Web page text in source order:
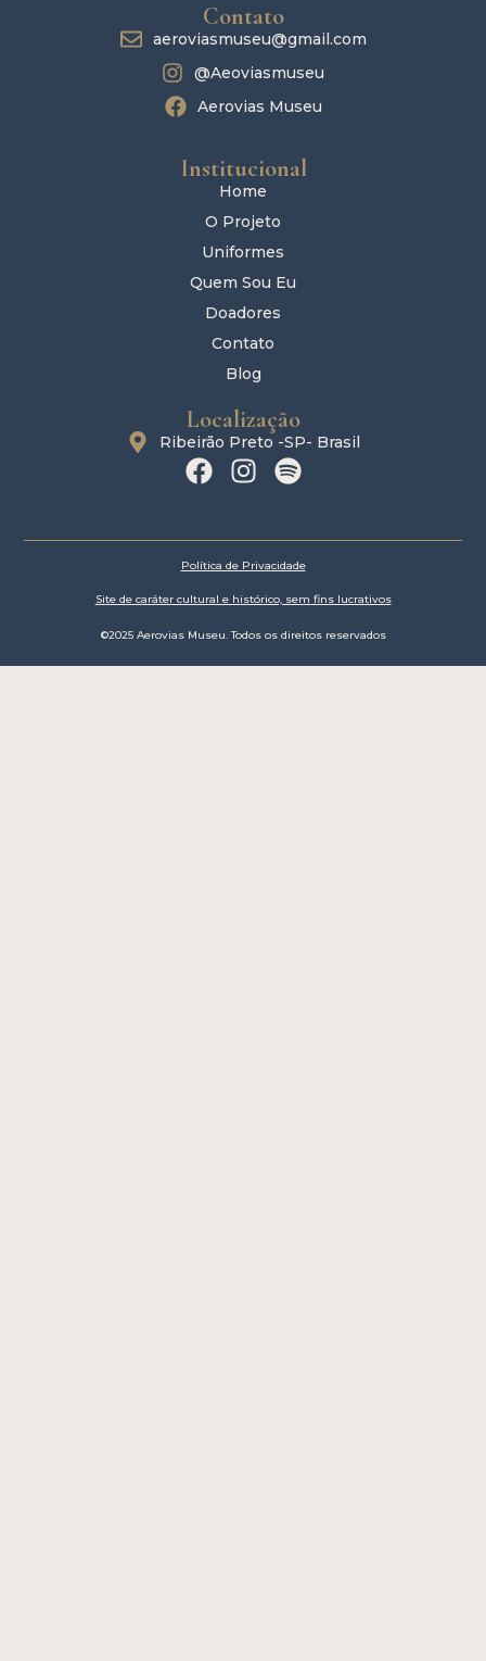
Contato
aeroviasmuseu@gmail.com
@Aeoviasmuseu
Aerovias Museu
Institucional
Home
O Projeto
Uniformes
Quem Sou Eu
Doadores
Contato
Blog
Localização
Ribeirão Preto -SP- Brasil
Política de Privacidade
Site de caráter cultural e histórico, sem fins lucrativos
©2025 Aerovias Museu. Todos os direitos reservados